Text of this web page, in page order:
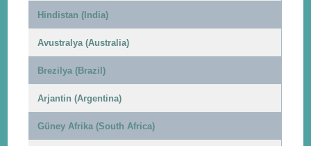
Hindistan (India)
Avustralya (Australia)
Brezilya (Brazil)
Arjantin (Argentina)
Güney Afrika (South Africa)